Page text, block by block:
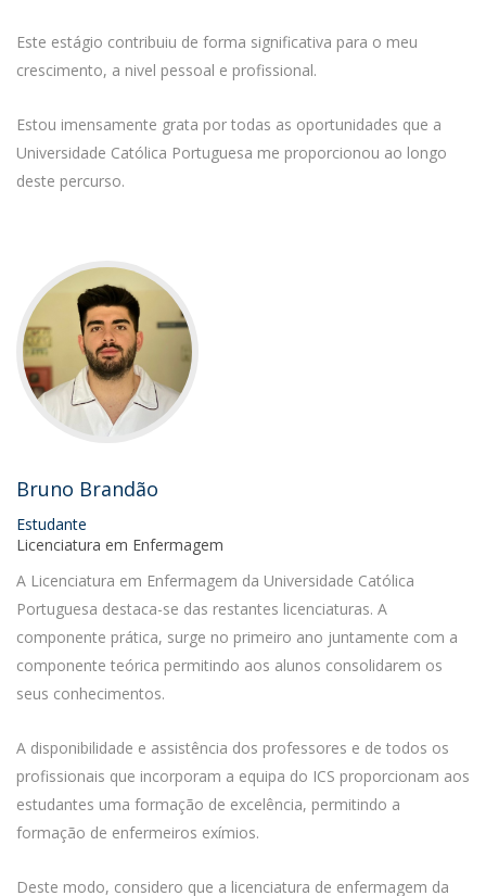
Este estágio contribuiu de forma significativa para o meu
crescimento, a nivel pessoal e profissional.
Estou imensamente grata por todas as oportunidades que a
Universidade Católica Portuguesa me proporcionou ao longo
deste percurso.
Bruno Brandão
Estudante
Licenciatura em Enfermagem
A Licenciatura em Enfermagem da Universidade Católica
Portuguesa destaca-se das restantes licenciaturas. A
componente prática, surge no primeiro ano juntamente com a
componente teórica permitindo aos alunos consolidarem os
seus conhecimentos.
A disponibilidade e assistência dos professores e de todos os
profissionais que incorporam a equipa do ICS proporcionam aos
estudantes uma formação de excelência, permitindo a
formação de enfermeiros exímios.
Deste modo, considero que a licenciatura de enfermagem da